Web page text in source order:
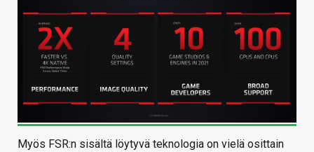
Myös FSR:n sisältä löytyvä teknologia on vielä osittain